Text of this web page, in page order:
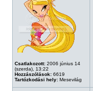
Csatlakozott: 2006 június 14
(szerda), 13:22
Hozzászólások: 6619
Tartózkodási hely: Mesevilág